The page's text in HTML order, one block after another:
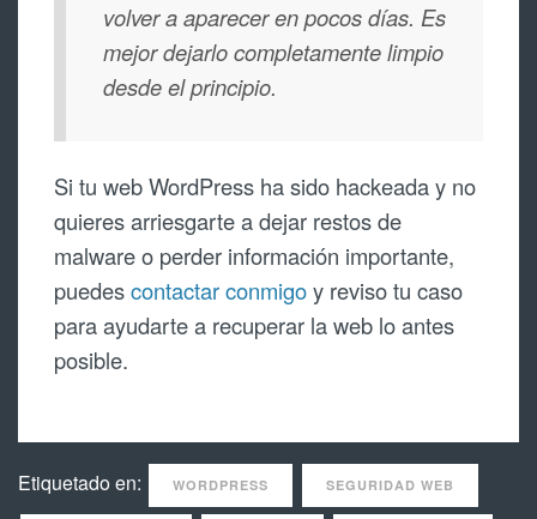
volver a aparecer en pocos días. Es
mejor dejarlo completamente limpio
desde el principio.
Si tu web WordPress ha sido hackeada y no
quieres arriesgarte a dejar restos de
malware o perder información importante,
puedescontactar conmigoy reviso tu caso
para ayudarte a recuperar la web lo antes
posible.
Etiquetado en: WORDPRESS SEGURIDAD WEB